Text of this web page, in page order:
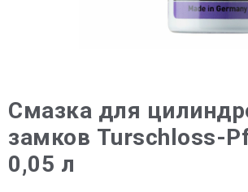
Смазка для
замков Turschloss-
0,05 л